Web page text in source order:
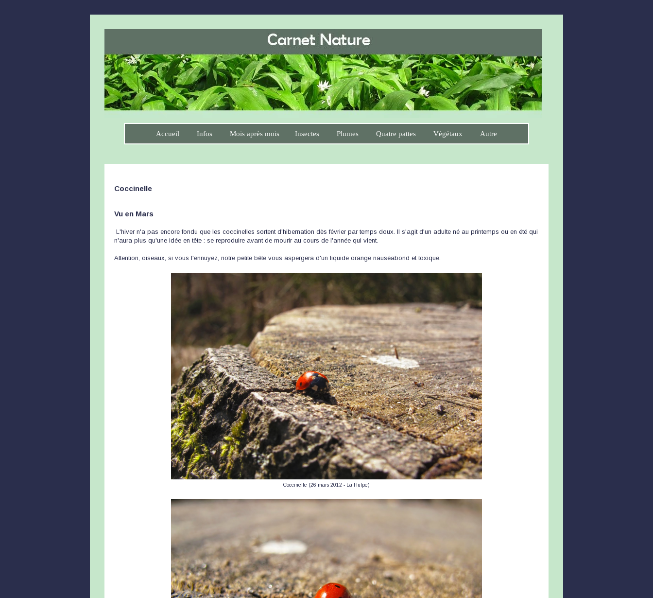
Accueil Infos Mois après mois Insectes Plumes Quatre pattes Végétaux Autre
Coccinelle
Vu en Mars
L'hiver n'a pas encore fondu que les coccinelles sortent d'hibernation dès février par temps doux. Il s'agit d'un adulte né au printemps ou en été qui
n'aura plus qu'une idée en tête : se reproduire avant de mourir au cours de l'année qui vient.
Attention, oiseaux, si vous l'ennuyez, notre petite bête vous aspergera d'un liquide orange nauséabond et toxique.
Coccinelle (26 mars 2012 - La Hulpe)